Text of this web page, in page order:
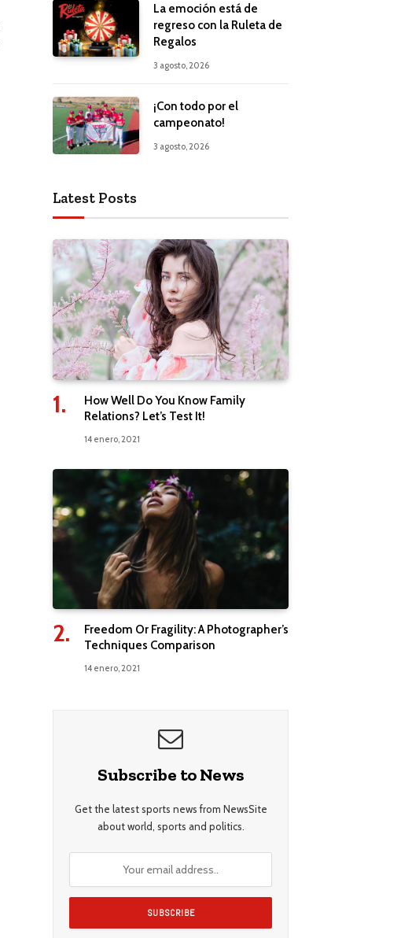
La emoción está de
regreso con la Ruleta de
Regalos
3 agosto, 2026
¡Con todo por el
campeonato!
3 agosto, 2026
Latest Posts
How Well Do You Know Family
Relations? Let’s Test It!
14 enero, 2021
Freedom Or Fragility: A Photographer’s
Techniques Comparison
14 enero, 2021
Subscribe to News
Get the latest sports news from NewsSite
about world, sports and politics.